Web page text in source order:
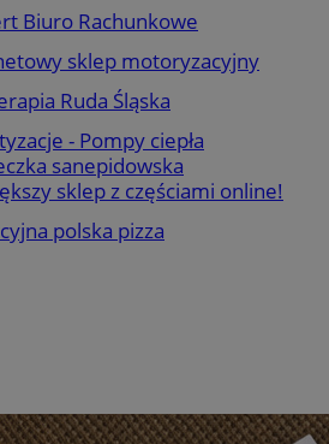
Biuro Rachunkowe
sklep motoryzacyjny
Ruda Śląska
- Pompy ciepła
sanepidowska
sklep z częściami online!
polska pizza